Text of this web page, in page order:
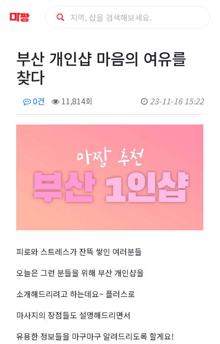
산
인
여
유
를
찾
다
부산 개인샵 마음의 여유를
찾다
0건 11,814회 23-11-16 15:22
피로와 스트레스가 잔뜩 쌓인 여러분들
오늘은 그런 분들을 위해 부산 개인샵을
소개해드리려고 하는데요~ 플러스로
마사지의 장점들도 설명해드리면서
유용한 정보들을 마구마구 알려드리도록 할게요!